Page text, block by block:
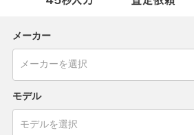
メーカー
モデル